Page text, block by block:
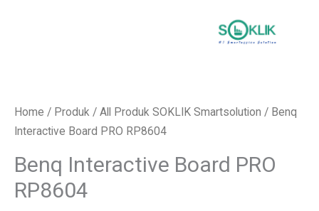
Home / Produk / All Produk SOKLIK Smartsolution / Benq
Interactive Board PRO RP8604
Benq Interactive Board PRO
RP8604